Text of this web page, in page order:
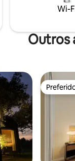
Wi-
Outros